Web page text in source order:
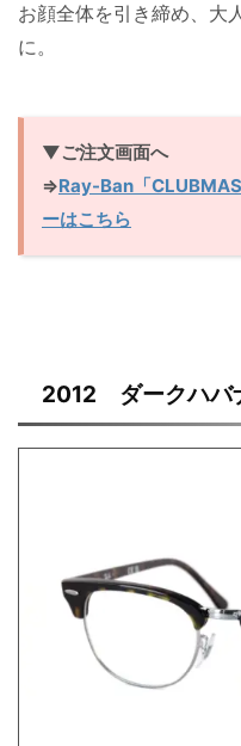
お顔全体を引き締め、大
に。
▼ご注文画面へ
⇒Ray-Ban「
ーはこちら
2012 ダークハバ